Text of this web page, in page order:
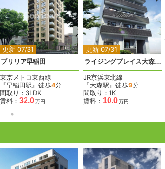
更新 07/31
2
ブリリア早稲田
東京メトロ東西線
『早稲田駅』徒歩4分
間取り：3LDK
賃料： 32.0万円
更新 07/31
2
ライジングプレイス大森二番館
JR京浜東北線
『大森駅』徒歩9分
間取り：1K
賃料： 10.0万円